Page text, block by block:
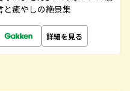
と癒やしの絶景集
詳細を見る